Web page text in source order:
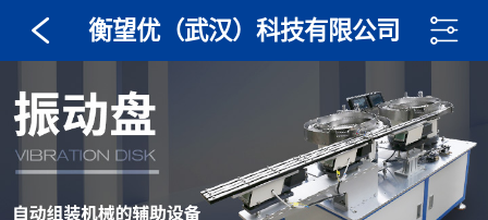
衡望优（武汉）科技有限公司